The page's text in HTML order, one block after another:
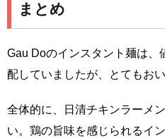
まとめ
Gau Doのインスタント麺は、
配していましたが、とてもお
全体的に、日清チキンラーメ
い。鶏の旨味を感じられるイ